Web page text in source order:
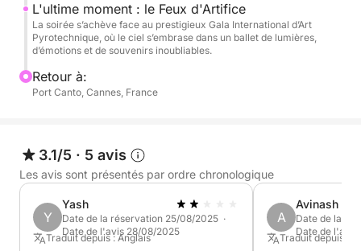
L'ultime moment : le Feux d'Artifice
La soirée s’achève face au prestigieux Gala International d’Art
Pyrotechnique, où le ciel s’embrase dans un ballet de lumières,
d’émotions et de souvenirs inoubliables.
Retour à:
Port Canto, Cannes, France
3.1/5 · 5 avis
Les avis sont présentés par ordre chronologique
Y
Yash
Date de la réservation 25/08/2025 ·
Date de l'avis 28/08/2025
Traduit depuis : Anglais
A
Avinash
Date de la
Date de
Traduit depuis :